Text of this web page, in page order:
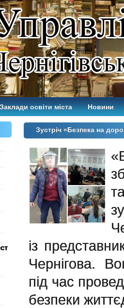
Заклади освіти міста Новини
Зустріч «Безпека на
із
Чернігова.
під час
безпеки